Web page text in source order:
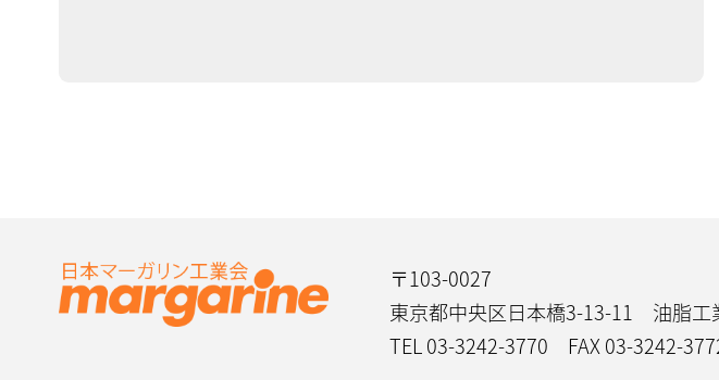
〒103-0027
東京都中央区日本橋3-13-11 油脂工
TEL 03-3242-3770 FAX 03-3242-